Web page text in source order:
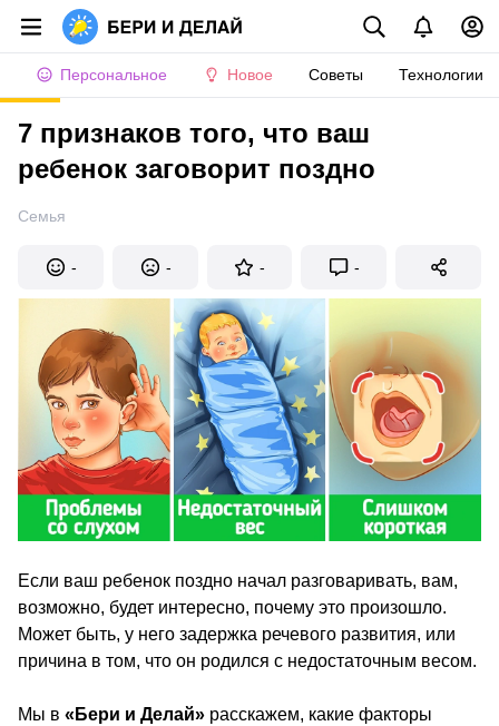
Персональное Новое Советы Технологии
7 признаков того, что ваш
ребенок заговорит поздно
Семья
- - - -
Если ваш ребенок поздно начал разговаривать, вам,
возможно, будет интересно, почему это произошло.
Может быть, у него задержка речевого развития, или
причина в том, что он родился с недостаточным весом.
Мы в «Бери и Делай» расскажем, какие факторы